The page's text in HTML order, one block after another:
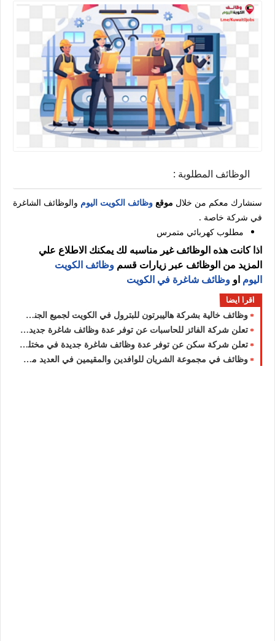
الوظائف المطلوبة :
سنشارك معكم من خلال موقع وظائف الكويت اليوم والوظائف الشاغرة
في شركة خاصة .
مطلوب كهربائي متمرس
اذا كانت هذه الوظائف غير مناسبه لك يمكنك الاطلاع علي
المزيد من الوظائف عبر زيارات قسم وظائف الكويت
اليوم او وظائف شاغرة في الكويت
اقرا ايضا
وظائف خالية بشركة هاليبرتون للبترول في الكويت لجميع الجنسيات
تعلن شركة الفائز للحاسبات عن توفر عدة وظائف شاغرة جديدة في العديد من التخصصات للوافدين والمقيمين بالكويت
تعلن شركة سكن عن توفر عدة وظائف شاغرة جديدة في مختلف التخصصات برواتب ومزايا عالية في الكويت
وظائف في مجموعة الشريان للوافدين والمقيمين في العديد من التخصصات للجنسيين بالكويت